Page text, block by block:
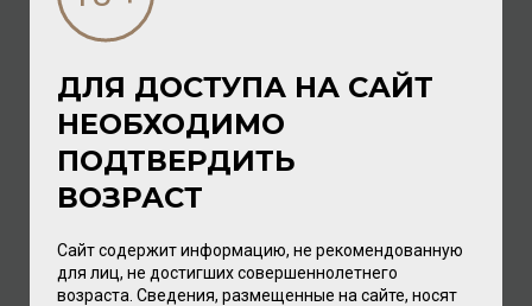
Bas Armagnac Baron de Sigognac 1961 40% 0,7л
(wood.box)
Арманьяк
ДЛЯ ДОСТУПА НА САЙТ
НЕОБХОДИМО
ПОДТВЕРДИТЬ
ВОЗРАСТ
Сайт содержит информацию, не рекомендованную
для лиц, не достигших совершеннолетнего
возраста. Сведения, размещенные на сайте, носят